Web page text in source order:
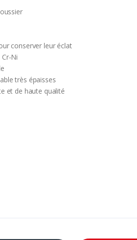
conserver leur éclat
Ni
très épaisses
et de haute qualité